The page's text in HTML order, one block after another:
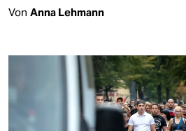
Von Anna Lehmann